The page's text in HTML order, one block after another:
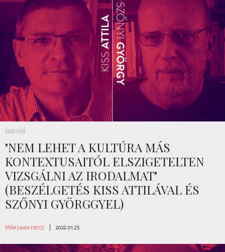
interjú
"NEM LEHET A KULTÚRA MÁS
KONTEXTUSAITÓL ELSZIGETELTEN
VIZSGÁLNI AZ IRODALMAT"
(BESZÉLGETÉS KISS ATTILÁVAL ÉS
SZŐNYI GYÖRGGYEL)
Mike Laura (1977) 2022.01.25.